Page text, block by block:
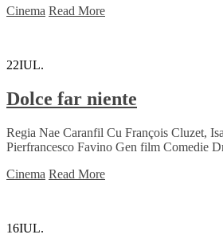
Cinema Read More
22IUL.
Dolce far niente
Regia Nae Caranfil Cu François Cluzet,
Pierfrancesco Favino Gen film Comedie
Cinema Read More
16IUL.